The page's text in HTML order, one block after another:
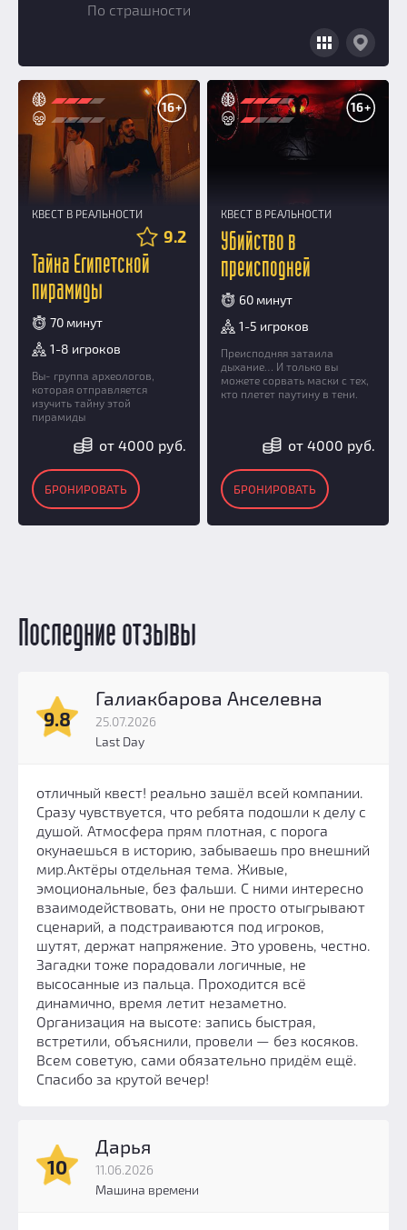
Добавить квест
По страшности
16+
КВЕСТ В РЕАЛЬНОСТИ
9.2
Тайна Египетской
пирамиды
70 минут
1-8 игроков
Вы- группа археологов,
которая отправляется
изучить тайну этой
пирамиды
от 4000 руб.
БРОНИРОВАТЬ
16+
КВЕСТ В РЕАЛЬНОСТИ
Убийство в
преисподней
60 минут
1-5 игроков
Преисподняя затаила
дыхание… И только вы
можете сорвать маски с тех,
кто плетет паутину в тени.
от 4000 руб.
БРОНИРОВАТЬ
Последние отзывы
9.8
Галиакбарова Анселевна
25.07.2026
Last Day
отличный квест! реально зашёл всей компании.
Сразу чувствуется, что ребята подошли к делу с
душой. Атмосфера прям плотная, с порога
окунаешься в историю, забываешь про внешний
мир.Актёры отдельная тема. Живые,
эмоциональные, без фальши. С ними интересно
взаимодействовать, они не просто отыгрывают
сценарий, а подстраиваются под игроков,
шутят, держат напряжение. Это уровень, честно.
Загадки тоже порадовали логичные, не
высосанные из пальца. Проходится всё
динамично, время летит незаметно.
Организация на высоте: запись быстрая,
встретили, объяснили, провели — без косяков.
Всем советую, сами обязательно придём ещё.
Спасибо за крутой вечер!
10
Дарья
11.06.2026
Машина времени